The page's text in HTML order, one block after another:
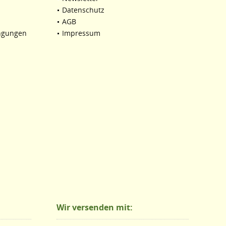
Datenschutz
AGB
Impressum
Wir versenden mit: